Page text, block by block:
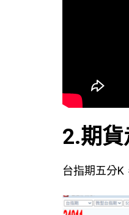
2.期
台指期五分K